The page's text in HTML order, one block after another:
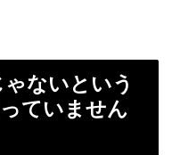
ないという
ていません